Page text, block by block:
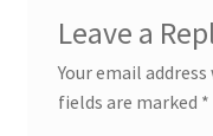
Leave a
Your email
fields are marked *